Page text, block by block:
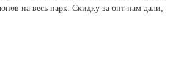
на весь парк. Скидку за опт нам дали,